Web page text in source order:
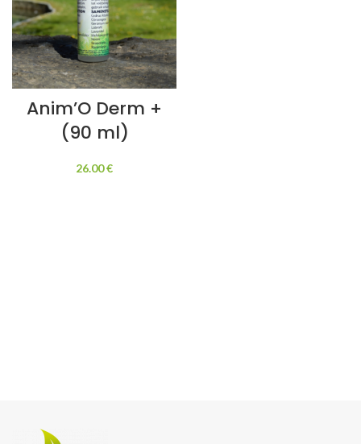
Anim’O Derm +
(90 ml)
26.00€